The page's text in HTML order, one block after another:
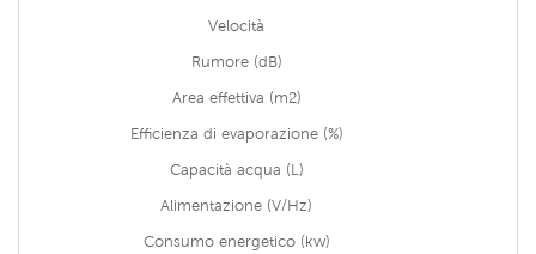
Velocità
Rumore (dB)
Area effettiva (m2)
Efficienza di evaporazione (%)
Capacità acqua (L)
Alimentazione (V/Hz)
Consumo energetico (kw)